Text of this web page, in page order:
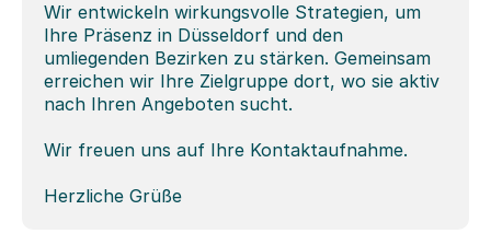
Wir entwickeln wirkungsvolle Strategien, um
Ihre Präsenz in Düsseldorf und den
umliegenden Bezirken zu stärken. Gemeinsam
erreichen wir Ihre Zielgruppe dort, wo sie aktiv
nach Ihren Angeboten sucht.
Wir freuen uns auf Ihre Kontaktaufnahme.
Herzliche Grüße